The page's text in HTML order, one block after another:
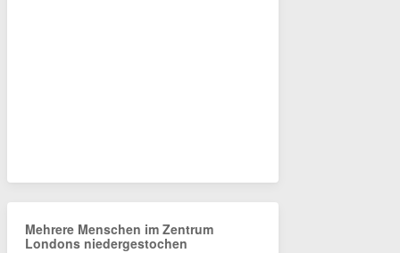
Mehrere Menschen im Zentrum
Londons niedergestochen